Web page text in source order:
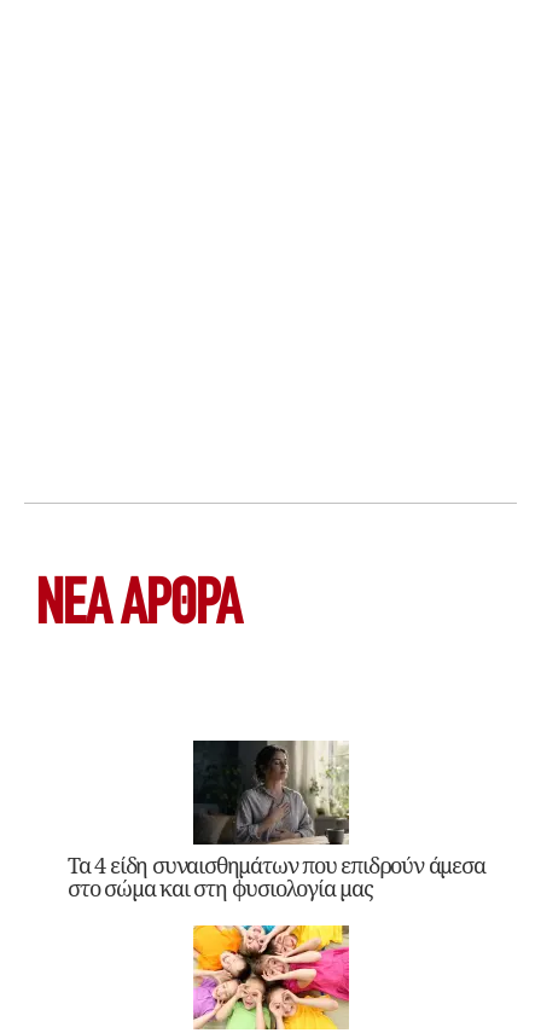
ΝΕΑ ΆΡΘΡΑ
Τα 4 είδη συναισθημάτων που επιδρούν άμεσα
στο σώμα και στη φυσιολογία μας